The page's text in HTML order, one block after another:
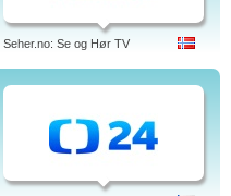
Seher.no: Se og Hør TV